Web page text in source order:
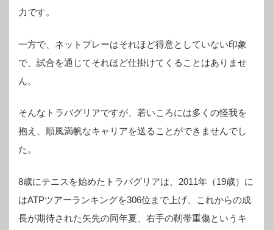
力です。
一方で、ネットプレーはそれほど得意としていない印象
で、試合を通じてそれほど仕掛けてくることはありませ
ん。
そんなトラバグリアですが、若いころには多くの怪我を
抱え、順風満帆なキャリアを送ることができませんでし
た。
8歳にテニスを始めたトラバグリアは、2011年（19歳）に
はATPツアーランキングを306位まで上げ、これからの成
長が期待された矢先の同年夏、右手の靭帯重傷というキ